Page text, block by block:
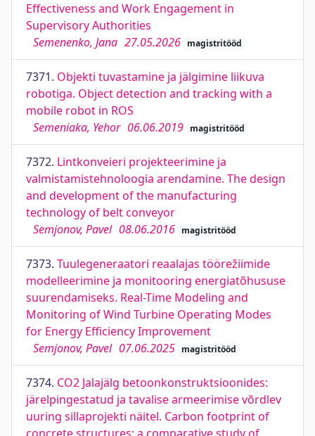
Effectiveness and Work Engagement in
Supervisory Authorities
Semenenko, Jana 27.05.2026 magistritööd
7371. Objekti tuvastamine ja jälgimine liikuva
robotiga. Object detection and tracking with a
mobile robot in ROS
Semeniaka, Yehor 06.06.2019 magistritööd
7372. Lintkonveieri projekteerimine ja
valmistamistehnoloogia arendamine. The design
and development of the manufacturing
technology of belt conveyor
Semjonov, Pavel 08.06.2016 magistritööd
7373. Tuulegeneraatori reaalajas töörežiimide
modelleerimine ja monitooring energiatõhususe
suurendamiseks. Real-Time Modeling and
Monitoring of Wind Turbine Operating Modes
for Energy Efficiency Improvement
Semjonov, Pavel 07.06.2025 magistritööd
7374. CO2 Jalajälg betoonkonstruktsioonides:
järelpingestatud ja tavalise armeerimise võrdlev
uuring sillaprojekti näitel. Carbon footprint of